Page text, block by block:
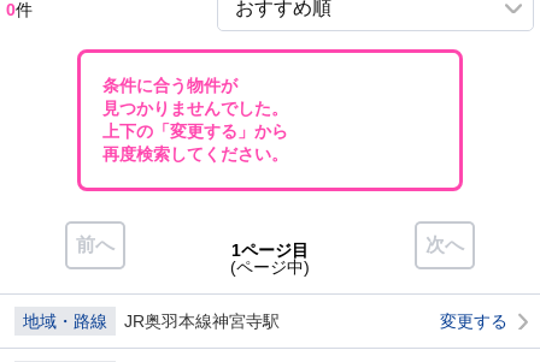
0件
条件に合う物件が
見つかりませんでした。
上下の「変更する」から
再度検索してください。
前へ 次へ
1ページ目
(ページ中)
地域・路線 JR奥羽本線神宮寺駅 変更する